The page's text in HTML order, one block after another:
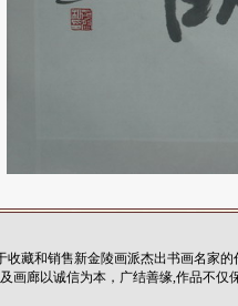
藏和销售新金陵画派杰出书画名家
画廊以诚信为本，广结善缘,作品不仅